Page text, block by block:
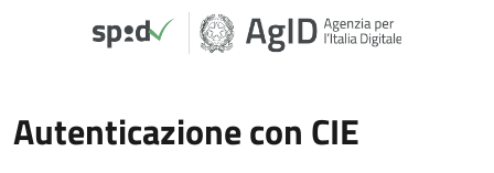
Autenticazione con CIE